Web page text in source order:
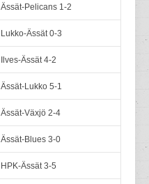
Ässät-Pelicans 1-2
Lukko-Ässät 0-3
Ilves-Ässät 4-2
Ässät-Lukko 5-1
Ässät-Växjö 2-4
Ässät-Blues 3-0
HPK-Ässät 3-5